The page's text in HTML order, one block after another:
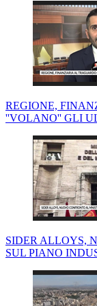
REGIONE,
''VOLANO'' GLI
SIDER ALLOYS,
SUL PIANO